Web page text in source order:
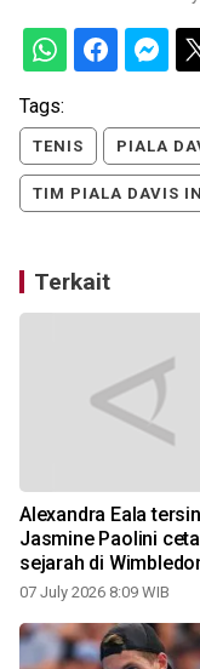
Tags:
TENIS PIALA
TIM PIALA DAVIS
Terkait
Alexandra Eala
Jasmine Paolini
sejarah di
07 July 2026 8:09 WIB